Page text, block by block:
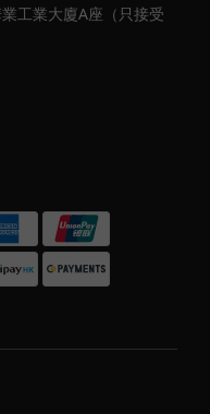
工業大廈A座（只接受